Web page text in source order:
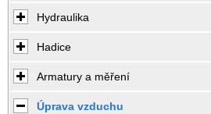
Hydraulika
Hadice
Armatury a měření
Úprava vzduchu